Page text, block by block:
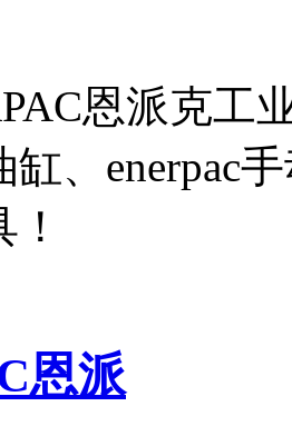
恩派克工
缸、enerpac